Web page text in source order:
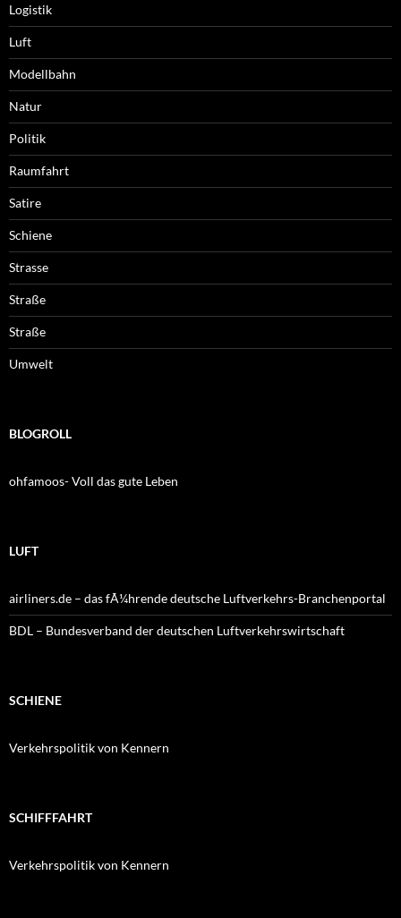
Logistik
Luft
Modellbahn
Natur
Politik
Raumfahrt
Satire
Schiene
Strasse
Straße
Straße
Umwelt
BLOGROLL
ohfamoos- Voll das gute Leben
LUFT
airliners.de – das fÃ¼hrende deutsche Luftverkehrs-Branchenportal
BDL – Bundesverband der deutschen Luftverkehrswirtschaft
SCHIENE
Verkehrspolitik von Kennern
SCHIFFFAHRT
Verkehrspolitik von Kennern